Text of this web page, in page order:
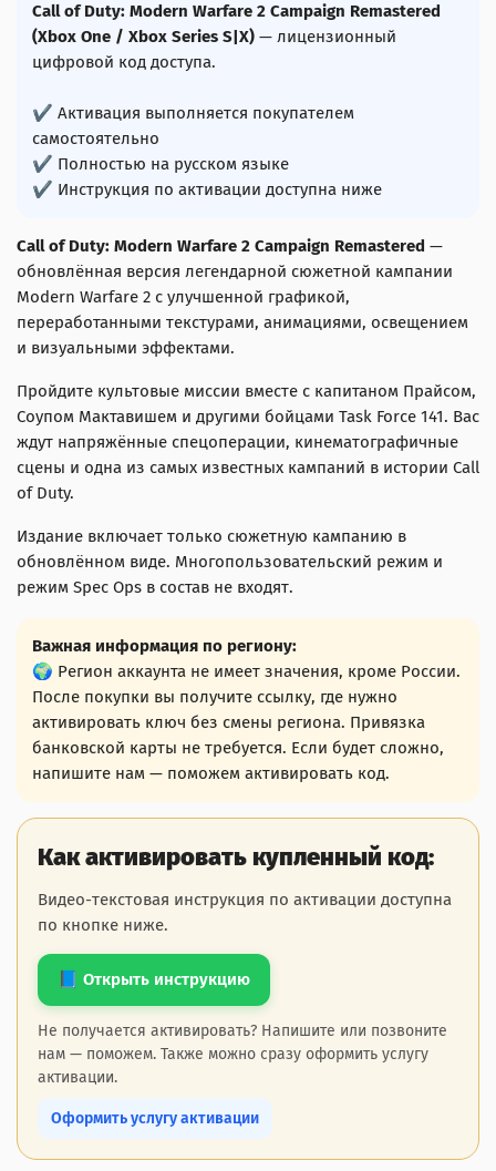
Call of Duty: Modern Warfare 2 Campaign Remastered
(Xbox One / Xbox Series S|X) — лицензионный
цифровой код доступа.
✔ Активация выполняется покупателем
самостоятельно
✔ Полностью на русском языке
✔ Инструкция по активации доступна ниже
Call of Duty: Modern Warfare 2 Campaign Remastered —
обновлённая версия легендарной сюжетной кампании
Modern Warfare 2 с улучшенной графикой,
переработанными текстурами, анимациями, освещением
и визуальными эффектами.
Пройдите культовые миссии вместе с капитаном Прайсом,
Соупом Мактавишем и другими бойцами Task Force 141. Вас
ждут напряжённые спецоперации, кинематографичные
сцены и одна из самых известных кампаний в истории Call
of Duty.
Издание включает только сюжетную кампанию в
обновлённом виде. Многопользовательский режим и
режим Spec Ops в состав не входят.
Важная информация по региону:
🌍 Регион аккаунта не имеет значения, кроме России.
После покупки вы получите ссылку, где нужно
активировать ключ без смены региона. Привязка
банковской карты не требуется. Если будет сложно,
напишите нам — поможем активировать код.
Как активировать купленный код:
Видео-текстовая инструкция по активации доступна
по кнопке ниже.
📘 Открыть инструкцию
Не получается активировать? Напишите или позвоните
нам — поможем. Также можно сразу оформить услугу
активации.
Оформить услугу активации